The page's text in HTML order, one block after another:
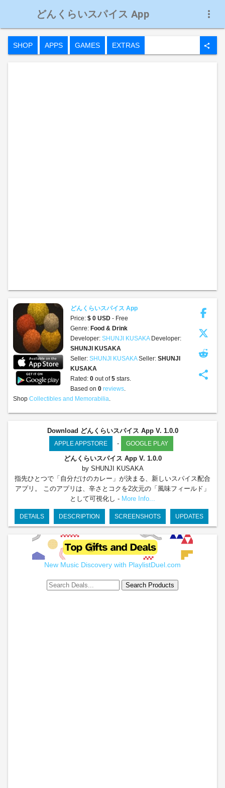
どんくらいスパイス App more_vert
SHOP APPS GAMES EXTRAS share
share
どんくらいスパイス App
Price: $ 0 USD - Free
Genre: Food & Drink
Developer: SHUNJI KUSAKA Developer:
SHUNJI KUSAKA
Seller: SHUNJI KUSAKASeller: SHUNJI
KUSAKA
Rated: 0 out of5 stars.
Based on 0 reviews.
Shop Collectibles and Memorabilia.
Download どんくらいスパイス App V. 1.0.0
APPLE APPSTORE - GOOGLE PLAY
どんくらいスパイス App V. 1.0.0
by SHUNJI KUSAKA
指先ひとつで「自分だけのカレー」が決まる、新しいスパイス配合
アプリ。 このアプリは、辛さとコクを2次元の「風味フィールド」
として可視化し - More Info...
DETAILS DESCRIPTION SCREENSHOTS UPDATES
New Music Discovery with PlaylistDuel.com